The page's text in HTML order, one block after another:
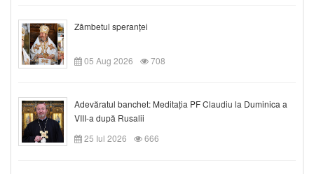
Zâmbetul speranței
05 Aug 2026 708
Adevăratul banchet: Meditația PF Claudiu la Duminica a
VIII-a după Rusalii
25 Iul 2026
666